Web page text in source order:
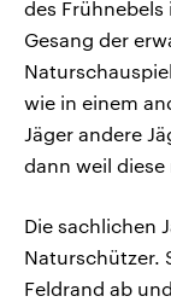
des
Gesang der
wie in einem
Jäger andere
dann weil
Die sachlichen
Naturschützer.
Feldrand ab